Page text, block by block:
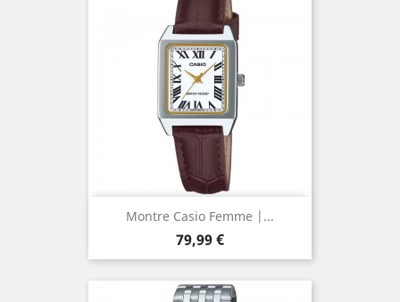
Montre Casio Femme |...
Prix
79,99 €